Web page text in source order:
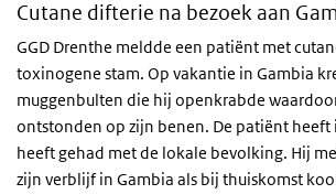
Cutane difterie na bezoek aan
GGD Drenthe meldde een patiënt met
toxinogene stam. Op vakantie in Gambia
muggenbulten die hij openkrabde
ontstonden op zijn benen. De patiënt
heeft gehad met de lokale bevolking. Hij
zijn verblijf in Gambia als bij thuiskomst